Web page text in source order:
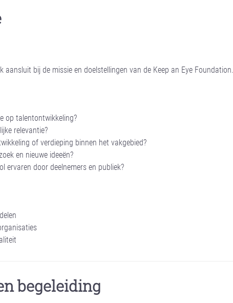
aansluit bij de missie en doelstellingen van de Keep an Eye Foundation.
op talentontwikkeling?
relevantie?
of verdieping binnen het vakgebied?
en nieuwe ideeën?
ervaren door deelnemers en publiek?
begeleiding